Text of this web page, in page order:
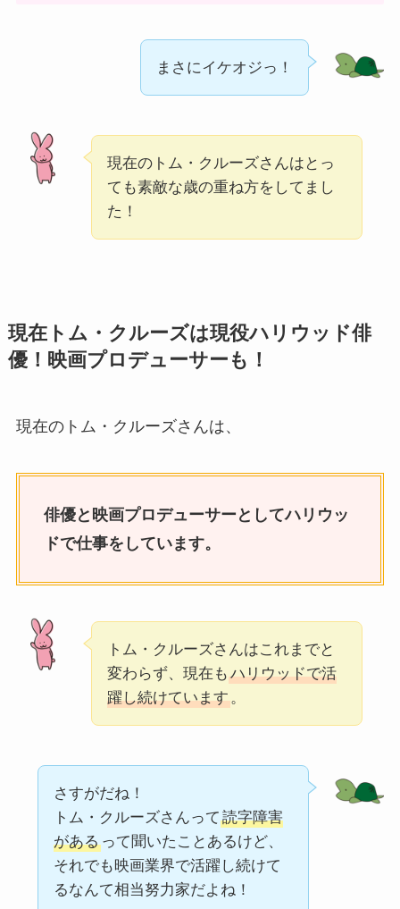
まさにイケオジっ！
現在のトム・クルーズさんはとっ
ても素敵な歳の重ね方をしてまし
た！
現在トム・クルーズは現役ハリウッド俳
優！映画プロデューサーも！
現在のトム・クルーズさんは、
俳優と映画プロデューサーとしてハリウッ
ドで仕事をしています。
トム・クルーズさんはこれまでと
変わらず、現在も ハリウッドで活
躍し続けています。
さすがだね！
トム・クルーズさんって 読字障害
があるって聞いたことあるけど、
それでも映画業界で活躍し続けて
るなんて相当努力家だよね！